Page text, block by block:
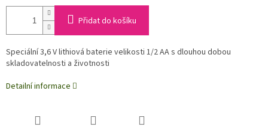
Přidat do košíku
Speciální 3,6 V lithiová baterie velikosti 1/2 AA s dlouhou dobou
skladovatelnosti a životnosti
Detailní informace